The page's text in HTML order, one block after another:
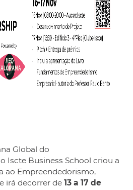
Global do
Iscte Business School criou a
ao Empreendedorismo,
irá decorrer de 13 a 17 de